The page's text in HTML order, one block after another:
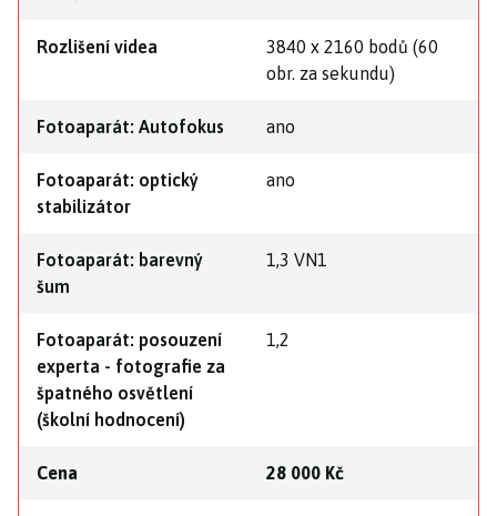
Rozlišení videa
3840 x 2160 bodů (60
obr. za sekundu)
Fotoaparát: Autofokus ano
Fotoaparát: optický
stabilizátor
ano
Fotoaparát: barevný
šum
1,3 VN1
Fotoaparát: posouzení
experta - fotografie za
špatného osvětlení
(školní hodnocení)
1,2
Cena 28 000 Kč